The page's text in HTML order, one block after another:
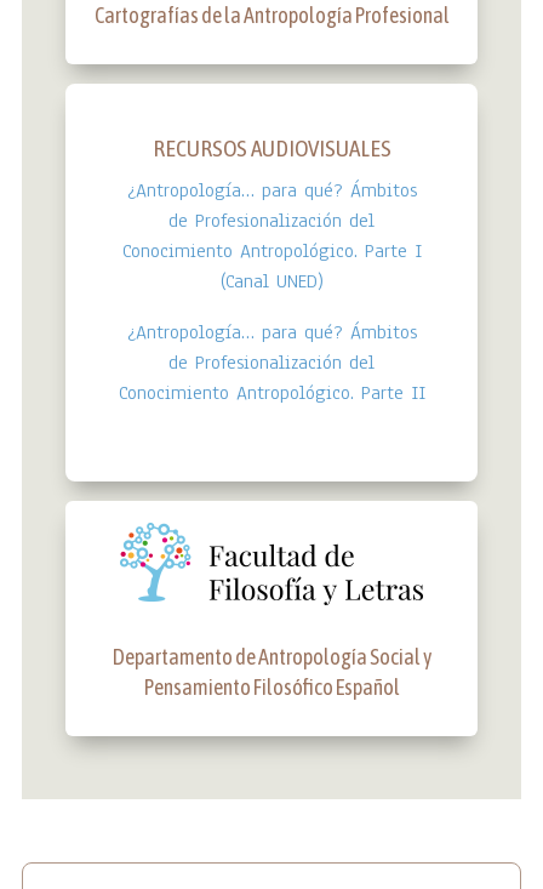
Cartografías de la Antropología Profesional
RECURSOS AUDIOVISUALES
¿Antropología… para qué? Ámbitos
de Profesionalización del
Conocimiento Antropológico. Parte I
(Canal UNED)
¿Antropología… para qué? Ámbitos
de Profesionalización del
Conocimiento Antropológico. Parte II
Departamento de Antropología Social y
Pensamiento Filosófico Español